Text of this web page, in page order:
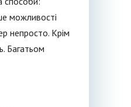
можливості
непросто. Крім
Багатьом